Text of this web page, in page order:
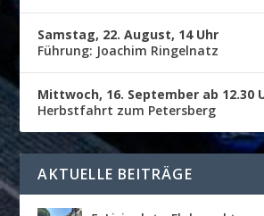
Samstag, 22. August, 14 Uhr
Führung: Joachim Ringelnatz
Mittwoch, 16. September ab 12.30
Herbstfahrt zum Petersberg
AKTUELLE BEITRÄGE